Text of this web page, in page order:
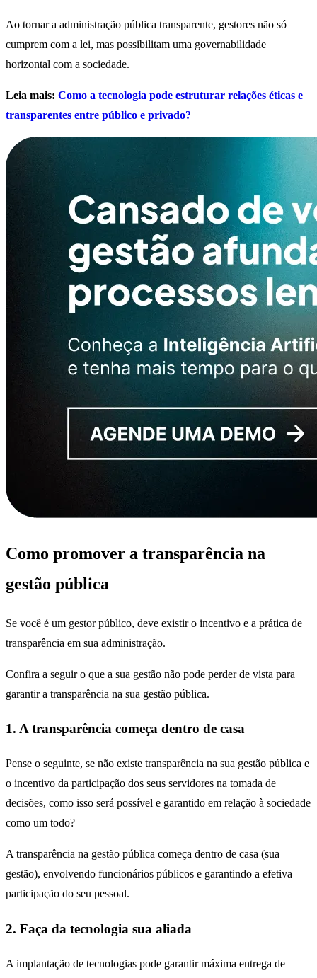
Ao tornar a administração pública transparente, gestores não só
cumprem com a lei, mas possibilitam uma governabilidade
horizontal com a sociedade.
Leia mais: Como a tecnologia pode estruturar relações éticas e
transparentes entre público e privado?
Como promover a transparência na
gestão pública
Se você é um gestor público, deve existir o incentivo e a prática de
transparência em sua administração.
Confira a seguir o que a sua gestão não pode perder de vista para
garantir a transparência na sua gestão pública.
1. A transparência começa dentro de casa
Pense o seguinte, se não existe transparência na sua gestão pública e
o incentivo da participação dos seus servidores na tomada de
decisões, como isso será possível e garantido em relação à sociedade
como um todo?
A transparência na gestão pública começa dentro de casa (sua
gestão), envolvendo funcionários públicos e garantindo a efetiva
participação do seu pessoal.
2. Faça da tecnologia sua aliada
A implantação de tecnologias pode garantir máxima entrega de